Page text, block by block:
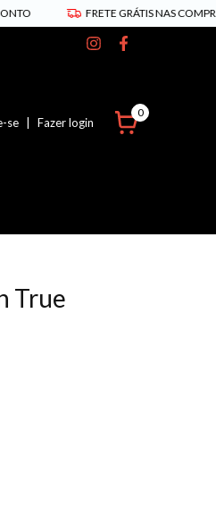
FRETE GRÁTIS NAS COMPRAS
se Fazer login
0
True